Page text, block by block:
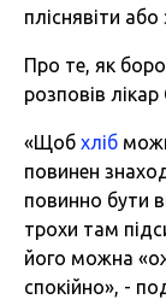
пліснявіти або
Про те, як
розповів
«Щоб хліб
повинен
повинно бути
трохи там
його можна
спокійно», -